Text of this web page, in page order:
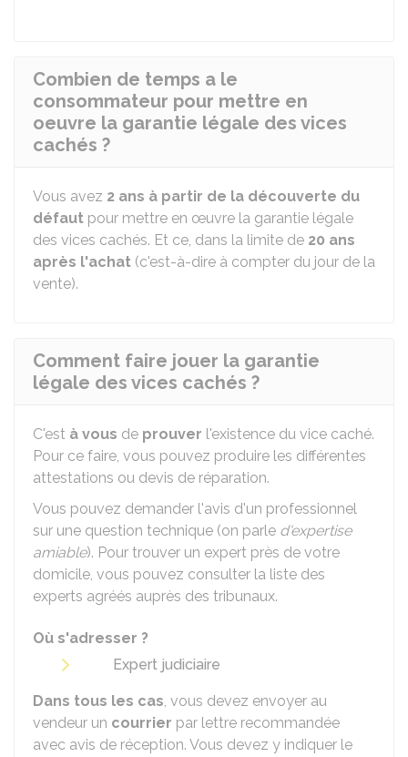
Combien de temps a le
consommateur pour mettre en
oeuvre la garantie légale des vices
cachés ?
Vous avez 2 ans à partir de la découverte du
défaut pour mettre en œuvre la garantie légale
des vices cachés. Et ce, dans la limite de 20 ans
après l'achat (c'est-à-dire à compter du jour de la
vente).
Comment faire jouer la garantie
légale des vices cachés ?
C'est à vous de prouver l'existence du vice caché.
Pour ce faire, vous pouvez produire les différentes
attestations ou devis de réparation.
Vous pouvez demander l'avis d'un professionnel
sur une question technique (on parle d'expertise
amiable). Pour trouver un expert près de votre
domicile, vous pouvez consulter la liste des
experts agréés auprès des tribunaux.
Où s'adresser ?
Expert judiciaire
Dans tous les cas, vous devez envoyer au
vendeur un courrier par lettre recommandée
avec avis de réception. Vous devez y indiquer le